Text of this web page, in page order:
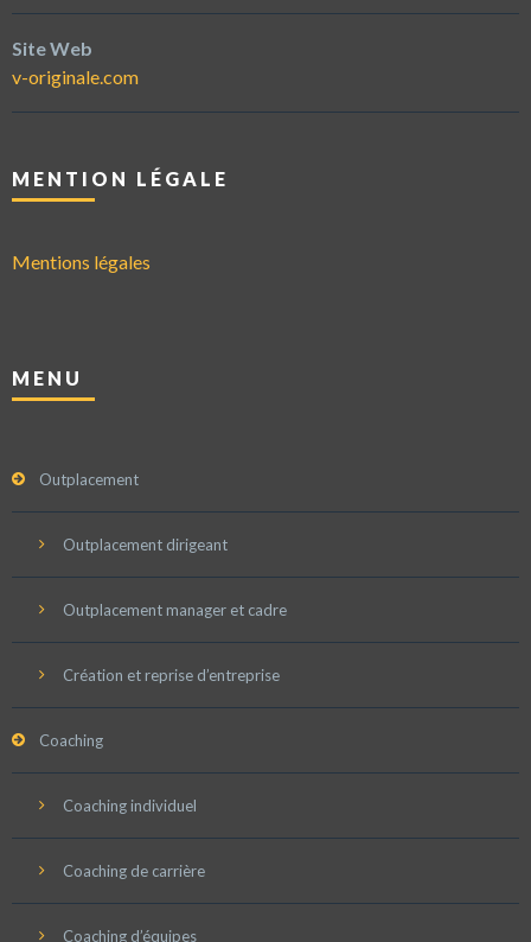
Site Web
v-originale.com
MENTION LÉGALE
Mentions légales
MENU
Outplacement
Outplacement dirigeant
Outplacement manager et cadre
Création et reprise d’entreprise
Coaching
Coaching individuel
Coaching de carrière
Coaching d’équipes